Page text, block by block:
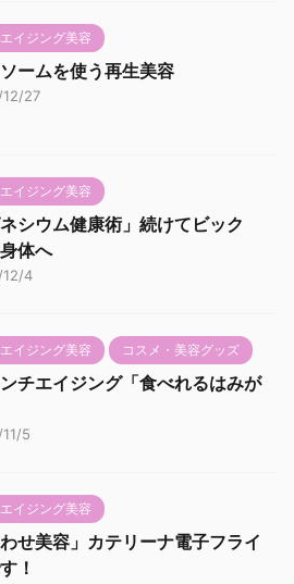
イジング美容
ームを使う再生美容
27
イジング美容
ネシウム健康術」続けてビック
体へ
4
イジング美容 コスメ・美容グッズ
チエイジング「食べれるはみが
5
イジング美容
わせ美容」カテリーナ電子フライ
！